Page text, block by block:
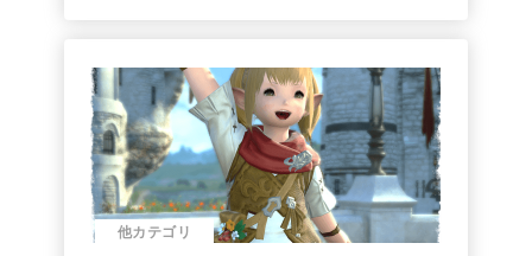
他カテゴリ